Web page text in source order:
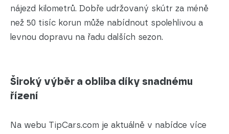
nájezd kilometrů. Dobře udržovaný skútr za méně
než 50 tisíc korun může nabídnout spolehlivou a
levnou dopravu na řadu dalších sezon.
Široký výběr a obliba díky snadnému
řízení
Na webu TipCars.com je aktuálně v nabídce více